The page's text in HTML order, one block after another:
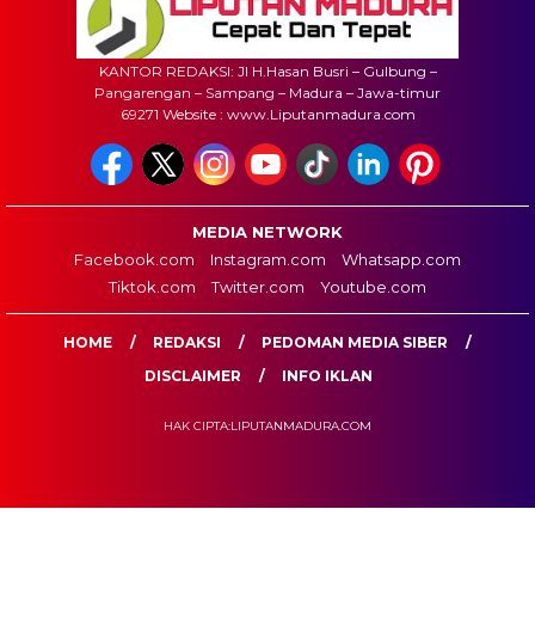
KANTOR REDAKSI: Jl H.Hasan Busri – Gulbung –
Pangarengan – Sampang – Madura – Jawa-timur
69271 Website : www.Liputanmadura.com
MEDIA NETWORK
Facebook.com
Instagram.com
Whatsapp.com
Tiktok.com
Twitter.com Youtube.com
HOME REDAKSI
PEDOMAN MEDIA SIBER
DISCLAIMER
INFO IKLAN
HAK CIPTA:LIPUTANMADURA.COM